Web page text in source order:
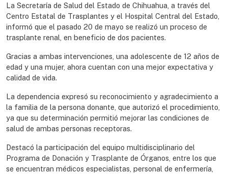
La Secretaría de Salud del Estado de Chihuahua, a través del
Centro Estatal de Trasplantes y el Hospital Central del Estado,
informó que el pasado 20 de mayo se realizó un proceso de
trasplante renal, en beneficio de dos pacientes.
Gracias a ambas intervenciones, una adolescente de 12 años de
edad y una mujer, ahora cuentan con una mejor expectativa y
calidad de vida.
La dependencia expresó su reconocimiento y agradecimiento a
la familia de la persona donante, que autorizó el procedimiento,
ya que su determinación permitió mejorar las condiciones de
salud de ambas personas receptoras.
Destacó la participación del equipo multidisciplinario del
Programa de Donación y Trasplante de Órganos, entre los que
se encuentran médicos especialistas, personal de enfermería,